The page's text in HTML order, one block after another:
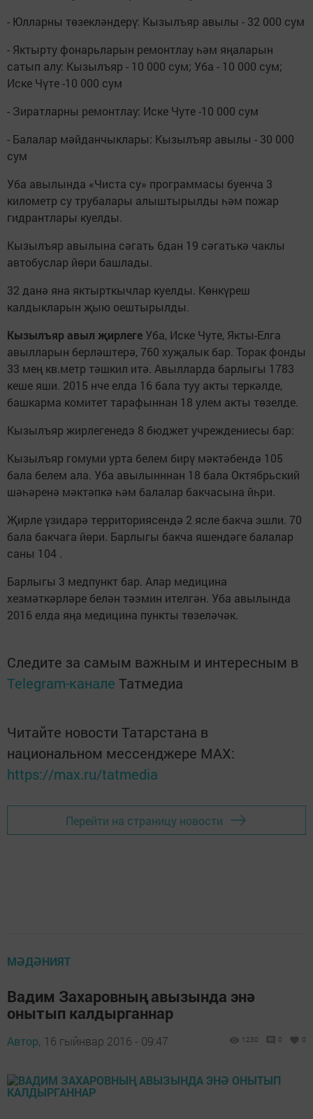
- Юлларны төзекләндерү: Кызылъяр авылы - 32 000 сум
- Яктырту фонарьларын ремонтлау һәм яңаларын
сатып алу: Кызылъяр - 10 000 сум; Уба - 10 000 сум;
Иске Чүте -10 000 сум
- Зиратларны ремонтлау: Иске Чуте -10 000 сум
- Балалар мәйданчыклары: Кызылъяр авылы - 30 000
сум
Уба авылында «Чиста су» программасы буенча 3
километр су трубалары алыштырылды һәм пожар
гидрантлары куелды.
Кызылъяр авылына сәгать 6дан 19 сәгатькә чаклы
автобуслар йөри башлады.
32 данә яна яктырткычлар куелды. Көнкүреш
калдыкларын җыю оештырылды.
Кызылъяр авыл җирлеге Уба, Иске Чуте, Якты-Елга
авылларын берләштерә, 760 хуҗалык бар. Торак фонды
33 мең кв.метр тәшкил итә. Авылларда барлыгы 1783
кеше яши. 2015 нче елда 16 бала туу акты теркәлде,
башкарма комитет тарафыннан 18 улем акты төзелде.
Кызылъяр жирлегенедэ 8 бюджет учреждениесы бар:
Кызылъяр гомуми урта белем бирү мәктәбендә 105
бала белем ала. Уба авылынннан 18 бала Октябрьский
шәһәренә мәктәпкә һәм балалар бакчасына йһри.
Җирле үзидарә территориясендә 2 ясле бакча эшли. 70
бала бакчага йөри. Барлыгы бакча яшендәге балалар
саны 104 .
Барлыгы 3 медпункт бар. Алар медицина
хезмәткәрләре белән тәэмин ителгән. Уба авылында
2016 елда яңа медицина пункты төзеләчәк.
Следите за самым важным и интересным в
Telegram-канале Татмедиа
Читайте новости Татарстана в
национальном мессенджере MАХ:
https://max.ru/tatmedia
Перейти на страницу новости
МӘДӘНИЯТ
Вадим Захаровның авызында энә
онытып калдырганнар
Автор, 16 гыйнвар 2016 - 09:47 1230 0 0